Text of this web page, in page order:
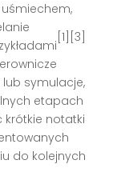
[1][3]
symulacje,
etapach
krótkie notatki
do kolejnych